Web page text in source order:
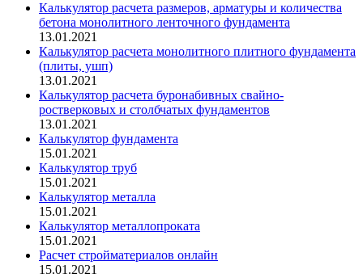
Калькулятор расчета размеров, арматуры и количества
бетона монолитного ленточного фундамента
13.01.2021
Калькулятор расчета монолитного плитного фундамента
(плиты, ушп)
13.01.2021
Калькулятор расчета буронабивных свайно-
ростверковых и столбчатых фундаментов
13.01.2021
Калькулятор фундамента
15.01.2021
Калькулятор труб
15.01.2021
Калькулятор металла
15.01.2021
Калькулятор металлопроката
15.01.2021
Расчет стройматериалов онлайн
15.01.2021